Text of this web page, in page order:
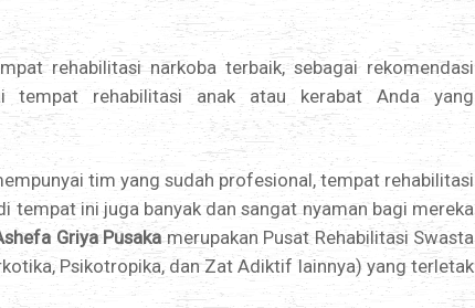
rehabilitasi narkoba terbaik, sebagai rekomendasi
tempat rehabilitasi anak atau kerabat Anda yang
tim yang sudah profesional, tempat rehabilitasi
tempat ini juga banyak dan sangat nyaman bagi mereka
Griya Pusaka merupakan Pusat Rehabilitasi Swasta
Psikotropika, dan Zat Adiktif lainnya) yang terletak